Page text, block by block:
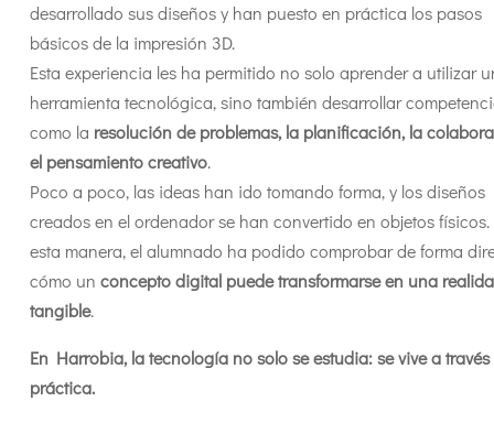
desarrollado sus diseños y han puesto en práctica los pasos
básicos de la impresión 3D.
Esta experiencia les ha permitido no solo aprender a utilizar
herramienta tecnológica, sino también desarrollar
como la resolución de problemas, la planificación, la
el pensamiento creativo.
Poco a poco, las ideas han ido tomando forma, y los diseños
creados en el ordenador se han convertido en objetos
esta manera, el alumnado ha podido comprobar de forma
cómo un concepto digital puede transformarse en una
tangible.
En Harrobia, la tecnología no solo se estudia: se vive a través
práctica.